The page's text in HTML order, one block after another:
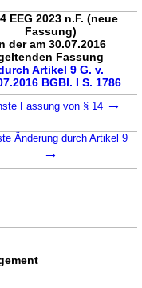
EEG 2023 n.F. (neue
Fassung)
der am 30.07.2016
Fassung
Artikel 9 G. v.
BGBl. I S. 1786
Fassung von § 14 →
Änderung durch Artikel 9
→